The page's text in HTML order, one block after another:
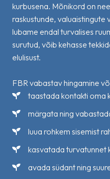
kurbusena. Mõnikord on
raskustunde, valuaistingute
lubame endal turvalises
surutud, võib kehasse
elulisust.
FBR vabastav hingamine
taastada kontakti oma
märgata ning
luua rohkem sisemist
kasvatada turvatunnet
avada südant ning